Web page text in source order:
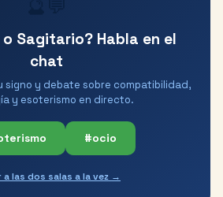
o Sagitario? Habla en el
chat
signo y debate sobre compatibilidad,
y esoterismo en directo.
#ocio
a las dos salas a la vez →